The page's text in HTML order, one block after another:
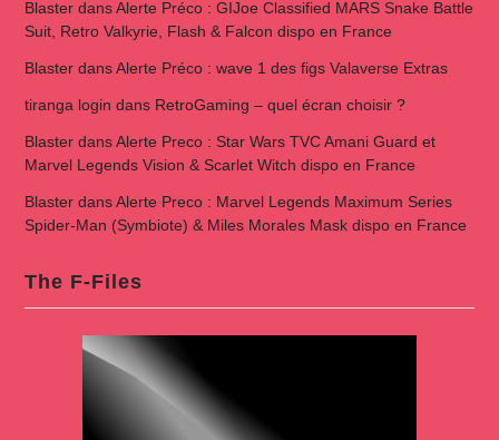
BlasterdansAlerte Préco : GIJoe Classified MARS Snake Battle
Suit, Retro Valkyrie, Flash & Falcon dispo en France
BlasterdansAlerte Préco : wave 1 des figs Valaverse Extras
tiranga login dans RetroGaming – quel écran choisir ?
BlasterdansAlerte Preco : Star Wars TVC Amani Guard et
Marvel Legends Vision & Scarlet Witch dispo en France
BlasterdansAlerte Preco : Marvel Legends Maximum Series
Spider-Man (Symbiote) & Miles Morales Mask dispo en France
The F-Files